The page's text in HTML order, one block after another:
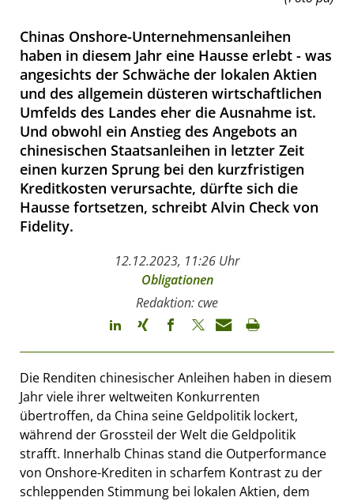
Chinas Onshore-Unternehmensanleihen
haben in diesem Jahr eine Hausse erlebt - was
angesichts der Schwäche der lokalen Aktien
und des allgemein düsteren wirtschaftlichen
Umfelds des Landes eher die Ausnahme ist.
Und obwohl ein Anstieg des Angebots an
chinesischen Staatsanleihen in letzter Zeit
einen kurzen Sprung bei den kurzfristigen
Kreditkosten verursachte, dürfte sich die
Hausse fortsetzen, schreibt Alvin Check von
Fidelity.
12.12.2023, 11:26 Uhr
Obligationen
Redaktion: cwe
Die Renditen chinesischer Anleihen haben in diesem
Jahr viele ihrer weltweiten Konkurrenten
übertroffen, da China seine Geldpolitik lockert,
während der Grossteil der Welt die Geldpolitik
strafft. Innerhalb Chinas stand die Outperformance
von Onshore-Krediten in scharfem Kontrast zu der
schleppenden Stimmung bei lokalen Aktien, dem